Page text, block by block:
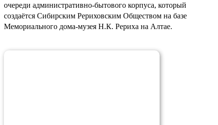
очереди административно-бытового корпуса, который
создаётся Сибирским Рериховским Обществом на базе
Мемориального дома-музея Н.К. Рериха на Алтае.